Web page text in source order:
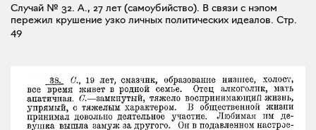
Случай № 32. А., 27 лет (самоубийство). В связи с нэпом
пережил крушение узко личных политических идеалов. Стр.
49